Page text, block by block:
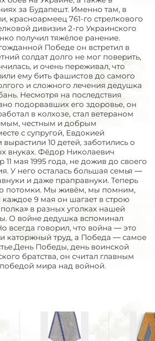
за Будапешт. Именно там, в
красноармеец 761-го стрелкового
дивизии 2-го Украинского
получил тяжёлое ранение.
Победе он встретил в
солдат долго не мог поверить,
и очень переживал, что
ему бить фашистов до самого
и сложного лечения дедушка
Несмотря на последствия
подорвавших его здоровье, он
в колхозе, стал ветераном
честным и добрым
с супругой, Евдокией
10 детей, заботились о
внуках. Фёдор Николаевич
мая 1995 года, не дожив до своего
У него осталась большая семья —
и даже праправнуки. Теперь
потомки. Мы живём, мы помним,
9 мая он шагает в строю
в разных уголках нашей
О войне дедушка вспоминал
всегда говорил, что война — это
каторжный труд, а Победа — самое
Победы, день воинской
братства, он считал главным
мира над войной.